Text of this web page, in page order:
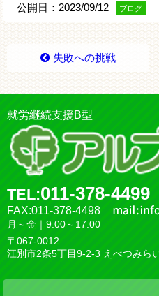
公開日：2023/09/12 ブログ
失敗への挑戦
就労継続支援B型
TEL:011-378-4499
FAX:011-378-4498
月～金｜9:00～17:00
〒067-0012
江別市2条5丁目9-2-3 えべつみら